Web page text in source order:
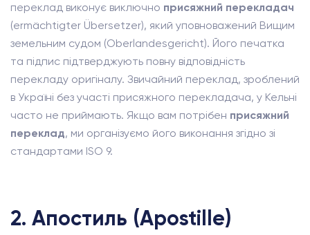
переклад виконує виключно присяжний перекладач
(ermächtigter Übersetzer), який уповноважений Вищим
земельним судом (Oberlandesgericht). Його печатка
та підпис підтверджують повну відповідність
перекладу оригіналу. Звичайний переклад, зроблений
в Україні без участі присяжного перекладача, у Кельні
часто не приймають. Якщо вам потрібен присяжний
переклад, ми організуємо його виконання згідно зі
стандартами ISO 9.
2. Апостиль (Apostille)